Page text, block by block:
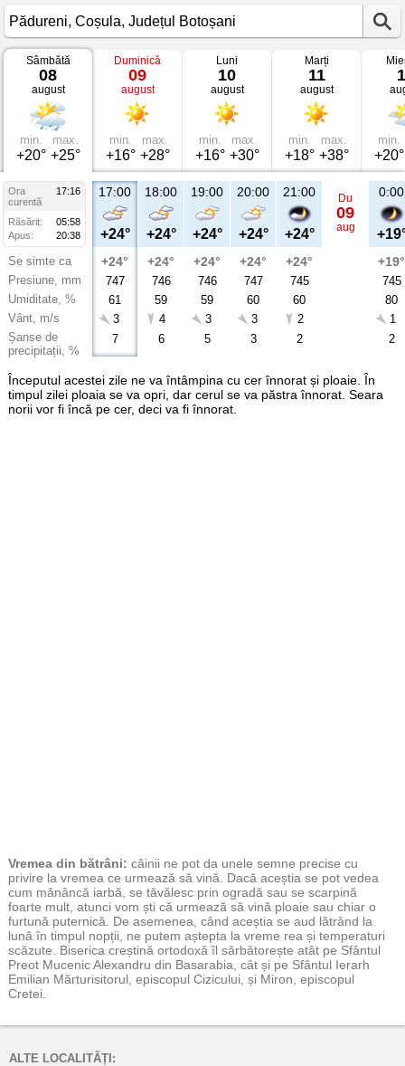
Vremea
Pădureni
Coșula,
Județul
Botoșani
Sâmbătă
08
august
min.
+20°
max.
+25°
Duminică
09
august
min.
+16°
max.
+28°
Luni
10
august
min.
+16°
max.
+30°
Marți
11
august
min.
+18°
max.
+38°
min.
+20°
Ora
17:16
curentă
Răsărit:
05:58
Apus:
20:38
Se simte ca
Presiune, mm
Umiditate, %
Vânt, m/s
Șanse de
precipitații, %
17:00
+24°
+24°
747
61
3
7
18:00
+24°
+24°
746
59
4
6
19:00
+24°
+24°
746
59
3
5
20:00
+24°
+24°
747
60
3
3
21:00
+24°
+24°
745
60
2
2
Du
09
aug
0:00
+19°
745
80
1
2
Începutul acestei zile ne va întâmpina cu cer înnorat și ploaie. În
timpul zilei ploaia se va opri, dar cerul se va păstra înnorat. Seara
norii vor fi încă pe cer, deci va fi înnorat.
Vremea din bătrâni: câinii ne pot da unele semne precise cu
privire la vremea ce urmează să vină. Dacă aceștia se pot vedea
cum mănâncă iarbă, se tăvălesc prin ogradă sau se scarpină
foarte mult, atunci vom ști că urmează să vină ploaie sau chiar o
furtună puternică. De asemenea, când aceștia se aud lătrând la
lună în timpul nopții, ne putem aștepta la vreme rea și temperaturi
scăzute. Biserica creștină ortodoxă îl sărbătorește atât pe Sfântul
Preot Mucenic Alexandru din Basarabia, cât și pe Sfântul Ierarh
Emilian Mărturisitorul, episcopul Cizicului, și Miron, episcopul
Cretei.
ALTE LOCALITĂȚI: